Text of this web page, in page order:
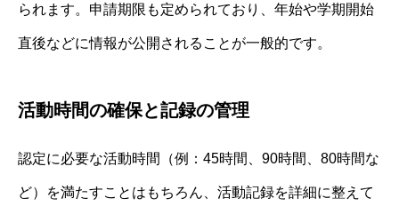
られます。申請期限も定められており、年始や学期開始
直後などに情報が公開されることが一般的です。
活動時間の確保と記録の管理
認定に必要な活動時間（例：45時間、90時間、80時間な
ど）を満たすことはもちろん、活動記録を詳細に整えて